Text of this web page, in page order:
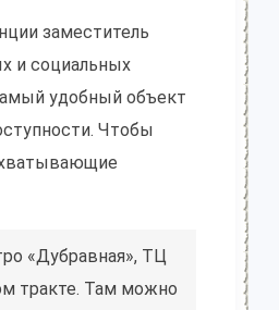
заместитель
и социальных
удобный объект
Чтобы
«Дубравная», ТЦ
тракте. Там можно